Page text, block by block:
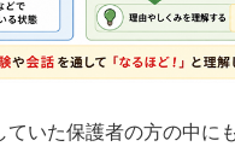
ていた保護者の方の中に